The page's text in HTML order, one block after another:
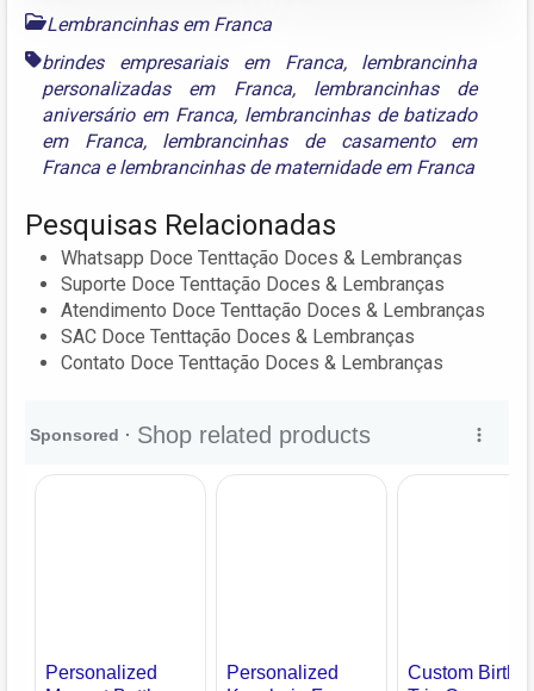
Lembrancinhas em Franca
brindes empresariais em Franca, lembrancinha
personalizadas em Franca, lembrancinhas de
aniversário em Franca, lembrancinhas de batizado
em Franca, lembrancinhas de casamento em
Franca elembrancinhas de maternidade em Franca
Pesquisas Relacionadas
Whatsapp Doce Tenttação Doces & Lembranças
Suporte Doce Tenttação Doces & Lembranças
Atendimento Doce Tenttação Doces & Lembranças
SAC Doce Tenttação Doces & Lembranças
Contato Doce Tenttação Doces & Lembranças